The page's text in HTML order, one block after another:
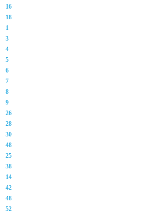
16
18
1
3
4
5
6
7
8
9
26
28
30
48
25
38
14
42
48
52